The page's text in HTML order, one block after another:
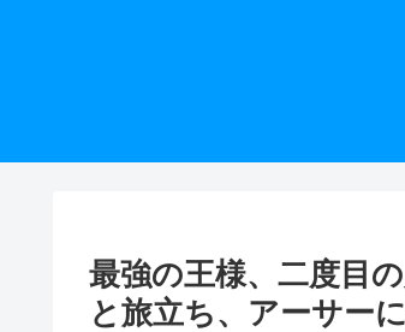
最強の王様、二度目
と旅立ち、アーサー